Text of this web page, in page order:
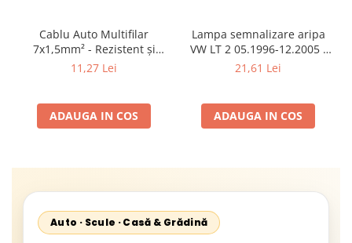
Cablu Auto Multifilar
7x1,5mm² - Rezistent și
Flexibil pentru Remorci 12V-
11,27 Lei
ADAUGA IN COS
Lampa semnalizare aripa
VW LT 2 05.1996-12.2005 ;
Mercedes Sprinter 1995-
Neoplan Euroliner,
Starliner,Centroliner,
21,61 Lei
ADAUGA IN COS
Auto · Scule · Casă & Grădină